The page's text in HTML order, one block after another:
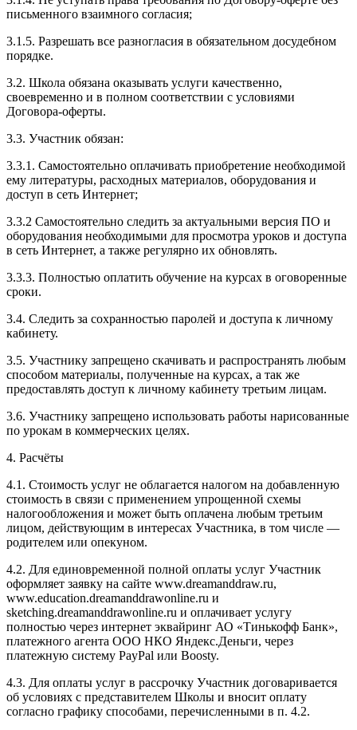
письменного взаимного согласия;
3.1.5. Разрешать все разногласия в обязательном досудебном
порядке.
3.2. Школа обязана оказывать услуги качественно,
своевременно и в полном соответствии с условиями
Договора-оферты.
3.3. Участник обязан:
3.3.1. Cамостоятельно оплачивать приобретение необходимой
ему литературы, расходных материалов, оборудования и
доступ в сеть Интернет;
3.3.2 Самостоятельно следить за актуальными версия ПО и
оборудования необходимыми для просмотра уроков и доступа
в сеть Интернет, а также регулярно их обновлять.
3.3.3. Полностью оплатить обучение на курсах в оговоренные
сроки.
3.4. Следить за сохранностью паролей и доступа к личному
кабинету.
3.5. Участнику запрещено скачивать и распространять любым
способом материалы, полученные на курсах, а так же
предоставлять доступ к личному кабинету третьим лицам.
3.6. Участнику запрещено использовать работы нарисованные
по урокам в коммерческих целях.
4. Расчёты
4.1. Cтоимость услуг не облагается налогом на добавленную
стоимость в связи с применением упрощенной схемы
налогообложения и может быть оплачена любым третьим
лицом, действующим в интересах Участника, в том числе —
родителем или опекуном.
4.2. Для единовременной полной оплаты услуг Участник
оформляет заявку на сайте www.dreamanddraw.ru,
www.education.dreamanddrawonline.ru и
sketching.dreamanddrawonline.ru и оплачивает услугу
полностью через интернет эквайринг АО «Тинькофф Банк»,
платежного агента ООО НКО Яндекс.Деньги, через
платежную систему PayPal или Boosty.
4.3. Для оплаты услуг в рассрочку Участник договаривается
об условиях с представителем Школы и вносит оплату
согласно графику способами, перечисленными в п. 4.2.